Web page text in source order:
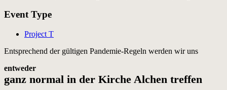
Event Type
Project T
Entsprechend der gültigen Pandemie-Regeln werden wir uns
entweder
ganz normal in der Kirche Alchen treffen